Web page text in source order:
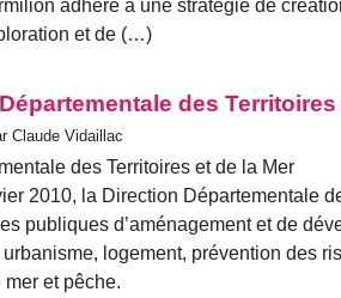
adhère à une stratégie de
et de (…)
des Territoires
Claude Vidaillac
des Territoires et de la Mer
2010, la Direction Départementale
publiques d’aménagement et de
logement, prévention des
et pêche.